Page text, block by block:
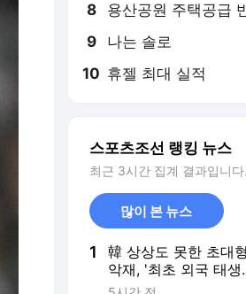
8 용산공원 주택공급
9 나는 솔로
10 휴젤 최대 실적
스포츠조선 랭킹 뉴스
최근 3시간 집계 결과입니다.
많이 본 뉴스
1
韓 상상도 못한 초대형
악재, '최초 외국 태생
혼혈' 카스트로프, 응급